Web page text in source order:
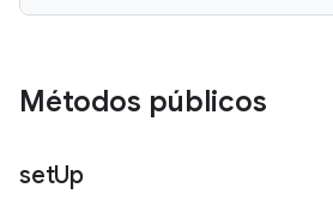
Métodos públicos
setUp